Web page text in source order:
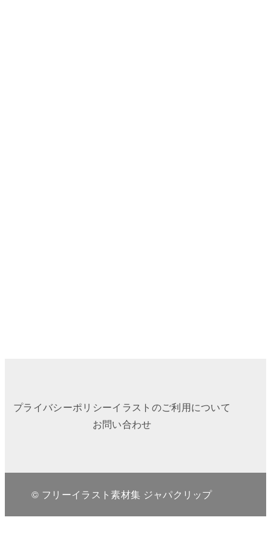
プライバシーポリシーイラストのご利用について
お問い合わせ
© フリーイラスト素材集 ジャパクリップ